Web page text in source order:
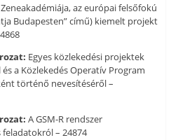
az európai felsőfokú
Budapesten” című) kiemelt projekt
Egyes közlekedési projektek
a Közlekedés Operatív Program
történő nevesítéséről –
A GSM-R rendszer
feladatokról – 24874